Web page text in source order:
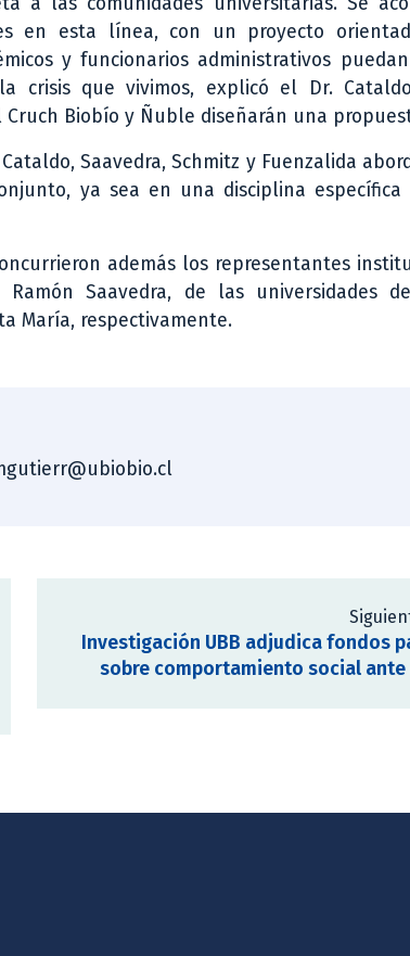
en esta línea, con un proyecto
y funcionarios administrativos
crisis que vivimos, explicó el Dr.
Biobío y Ñuble diseñarán una
Saavedra, Schmitz y Fuenzalida
ya sea en una disciplina
además los representantes
Saavedra, de las universidades
María, respectivamente.
Investigación UBB adjudica fondos
sobre comportamiento social ante